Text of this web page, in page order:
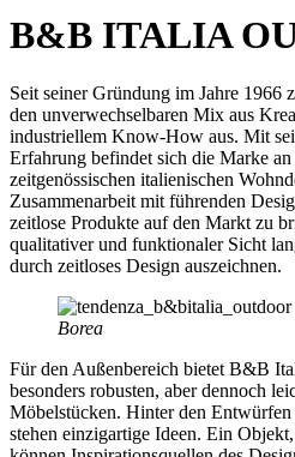
B&B ITALIA
Seit seiner Gründung im Jahre
den unverwechselbaren Mix aus
industriellem Know-How aus. Mit
Erfahrung befindet sich die Marke an
zeitgenössischen italienischen
Zusammenarbeit mit führenden
zeitlose Produkte auf den Markt zu
qualitativer und funktionaler Sicht
durch zeitloses Design auszeichnen.
Borea
Für den Außenbereich bietet B&B
besonders robusten, aber dennoch
Möbelstücken. Hinter den
stehen einzigartige Ideen. Ein